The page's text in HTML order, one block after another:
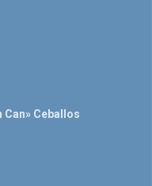
Can» Ceballos